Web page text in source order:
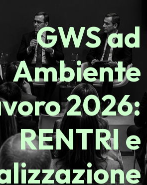
GWS ad
Ambiente
2026:
RENTRI e